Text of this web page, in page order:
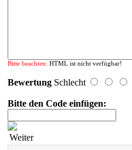
Bitte beachten: HTML ist nicht verfügbar!
Bewertung Schlecht
Bitte den Code einfügen:
Weiter